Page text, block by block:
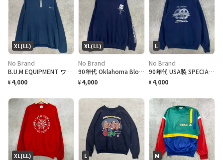
XL(LL)
No Brand
B.U.M EQUIPMENT ワンポイントロゴプリント ハーフジップ スウェットシャツ メンズXL相当 古着 アメカジ トレーナー 紺色
¥ 4,000
XL(LL)
No Brand
90年代 Oklahoma Blood Institute ワンポイント企業ロゴプリント スウェットシャツ メンズXL 古着 90s VINTAGE ヴィンテージ オクラホマ 袖プリント トレーナー 紺色
¥ 4,000
L
No Brand
90年代 USA製 SPECIAL OLYMPICS 企業ロゴプリント メンズL相当 古着 90s VINTAGE ヴィンテージ ラグランスリーブ トレーナー 紺色
¥ 4,000
XL(LL) L M